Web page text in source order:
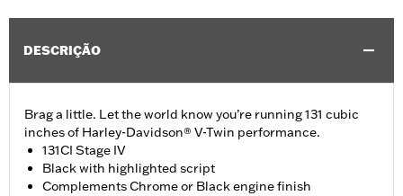
DESCRIÇÃO
Brag a little. Let the world know you’re running 131 cubic
inches of Harley-Davidson® V-Twin performance.
131CI Stage IV
Black with highlighted script
Complements Chrome or Black engine finish